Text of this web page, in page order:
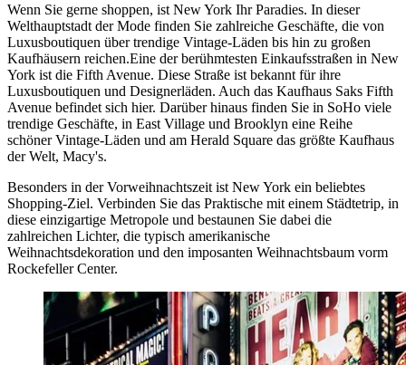
Wenn Sie gerne shoppen, ist New York Ihr Paradies. In dieser
Welthauptstadt der Mode finden Sie zahlreiche Geschäfte, die von
Luxusboutiquen über trendige Vintage-Läden bis hin zu großen
Kaufhäusern reichen.Eine der berühmtesten Einkaufsstraßen in New
York ist die Fifth Avenue. Diese Straße ist bekannt für ihre
Luxusboutiquen und Designerläden. Auch das Kaufhaus Saks Fifth
Avenue befindet sich hier. Darüber hinaus finden Sie in SoHo viele
trendige Geschäfte, in East Village und Brooklyn eine Reihe
schöner Vintage-Läden und am Herald Square das größte Kaufhaus
der Welt, Macy's.
Besonders in der Vorweihnachtszeit ist New York ein beliebtes
Shopping-Ziel. Verbinden Sie das Praktische mit einem Städtetrip, in
diese einzigartige Metropole und bestaunen Sie dabei die
zahlreichen Lichter, die typisch amerikanische
Weihnachtsdekoration und den imposanten Weihnachtsbaum vorm
Rockefeller Center.